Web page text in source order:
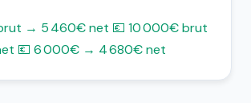
→ 5 460€ net 💶 10 000€ brut
💶 6 000€ → 4 680€ net